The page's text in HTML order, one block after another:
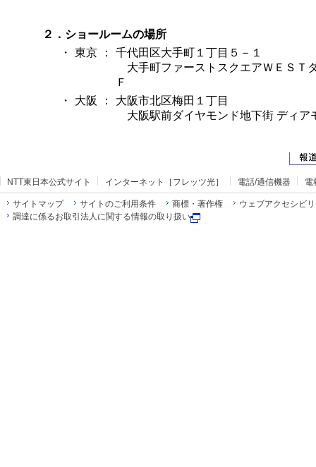
２．ショールームの場所
・
東京 ：
千代田区大手町１丁目５－１
大手町ファーストスクエアＷＥＳＴ
Ｆ
・
大阪 ：
大阪市北区梅田１丁目
大阪駅前ダイヤモンド地下街 ディア
NTT東日本公式サイト インターネット［フレッツ光］ 電話/通信機器 電
サイトマップ サイトのご利用条件 商標・著作権
ウェブアクセシビ
調達に係るお取引法人に関する情報の取り扱い